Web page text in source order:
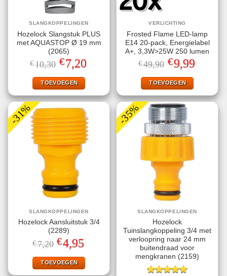
SLANGKOPPELINGEN
Hozelock Slangstuk PLUS
met AQUASTOP Ø 19 mm
(2065)
€10,30 Oorspronkelijke
prijs
was:
€10,30.
€7,20Huidige
prijs
TOEVOEGEN
VERLICHTING
Frosted Flame LED-lamp
E14 20-pack, Energielabel
A+, 3,3W>25W 250 lumen
€49,90 Oorspronkelijke
prijs
was:
€49,90.
€9,99Huidige
prijs
TOEVOEGEN
-31%
SLANGKOPPELINGEN
Hozelock Aansluitstuk 3/4
(2289)
€7,20 Oorspronkelijke
prijs
was:
€7,20.
€4,95
is:
€4,95.
TOEVOEGEN
-35%
SLANGKOPPELINGEN
Hozelock
Tuinslangkoppeling 3/4 met
verloopring naar 24 mm
buitendraad voor
mengkranen (2159)